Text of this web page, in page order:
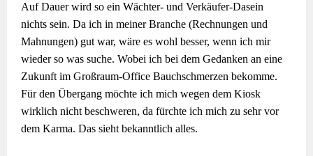
Auf Dauer wird so ein Wächter- und Verkäufer-Dasein
nichts sein. Da ich in meiner Branche (Rechnungen und
Mahnungen) gut war, wäre es wohl besser, wenn ich mir
wieder so was suche. Wobei ich bei dem Gedanken an eine
Zukunft im Großraum-Office Bauchschmerzen bekomme.
Für den Übergang möchte ich mich wegen dem Kiosk
wirklich nicht beschweren, da fürchte ich mich zu sehr vor
dem Karma. Das sieht bekanntlich alles.